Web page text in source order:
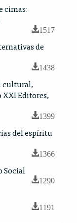
cimas:
1517
de
1438
cultural,
XXI Editores,
1399
del espíritu
1366
Social
1290
1191